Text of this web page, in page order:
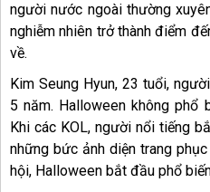
người nước ngoài thường
nghiễm nhiên trở thành điểm
về.
Kim Seung Hyun, 23 tuổi,
5 năm. Halloween không phổ
Khi các KOL, người nổi tiếng
những bức ảnh diện trang
hội, Halloween bắt đầu phổ